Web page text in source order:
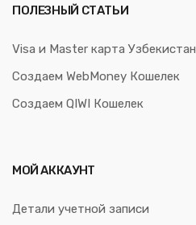
ПОЛЕЗНЫЙ СТАТЬИ
Visa и Master карта Узбекистан
Создаем WebMoney Кошелек
Создаем QIWI Кошелек
МОЙ АККАУНТ
Детали учетной записи